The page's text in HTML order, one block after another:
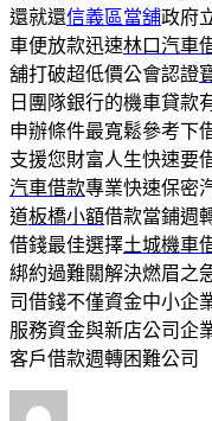
還就還信義區當舖政府
車便放款迅速林口汽車
舖打破超低價公會認證
日團隊銀行的機車貸款
申辦條件最寬鬆參考下
支援您財富人生快速要
汽車借款專業快速保密
道板橋小額借款當鋪週
借錢最佳選擇土城機車
綁約過難關解決燃眉之
司借錢不僅資金中小企
服務資金與新店公司企
客戶借款週轉困難公司